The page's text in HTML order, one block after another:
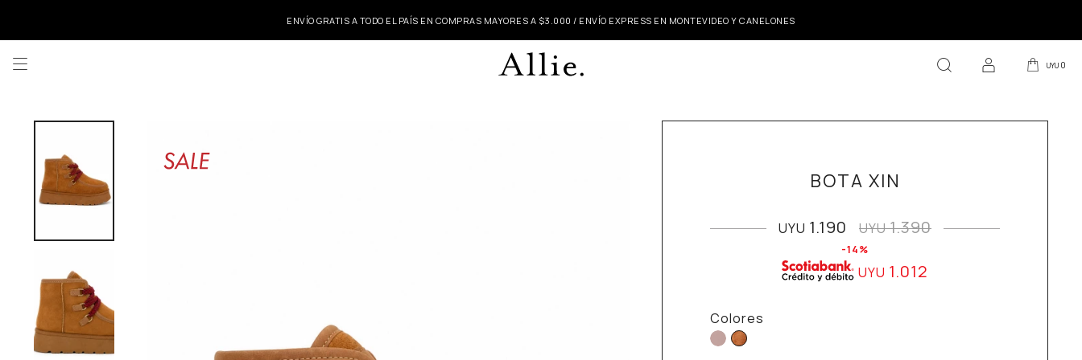
ENVÍO GRATIS A TODO EL PAÍS EN COMPRAS MAYORES A $3.000 / ENVÍO EXPRESS EN MONTEVIDEO Y CANELONES
UYU 0

BOTA XIN
UYU 1.190 UYU1.390
14
UYU 1.012
Colores